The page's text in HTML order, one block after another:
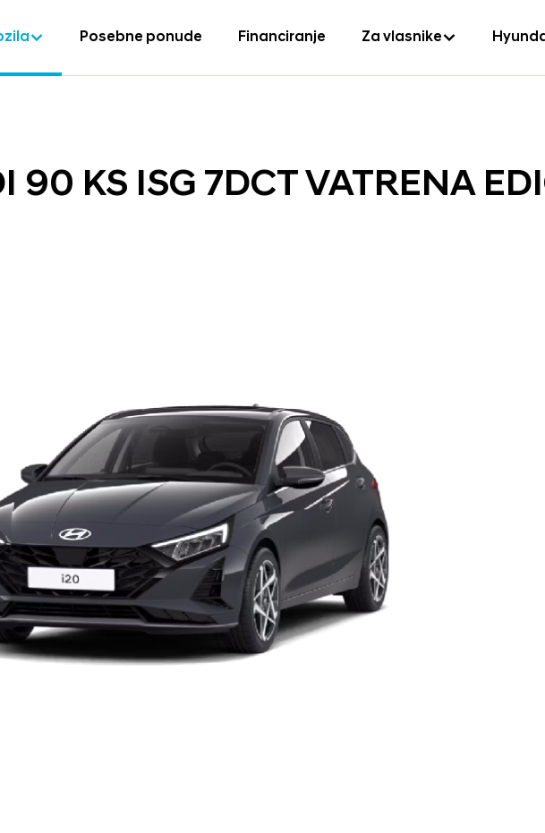
Posebne ponude Financiranje Za vlasnike
90 KS ISG 7DCT VATRENA